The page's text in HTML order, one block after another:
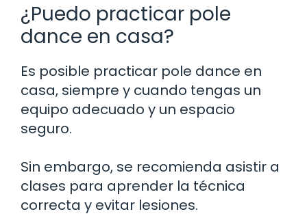
¿Puedo practicar pole
dance en casa?
Es posible practicar pole dance en
casa, siempre y cuando tengas un
equipo adecuado y un espacio
seguro.
Sin embargo, se recomienda asistir a
clases para aprender la técnica
correcta y evitar lesiones.